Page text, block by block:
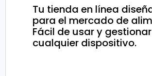
Tu tienda en línea
para el mercado de
Fácil de usar y
cualquier dispositivo.